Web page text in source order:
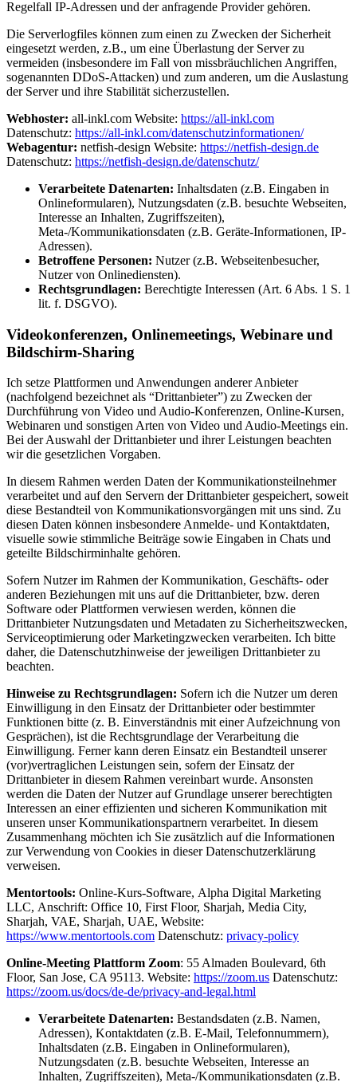
Regelfall IP-Adressen und der anfragende Provider gehören.
Die Serverlogfiles können zum einen zu Zwecken der Sicherheit
eingesetzt werden, z.B., um eine Überlastung der Server zu
vermeiden (insbesondere im Fall von missbräuchlichen Angriffen,
sogenannten DDoS-Attacken) und zum anderen, um die Auslastung
der Server und ihre Stabilität sicherzustellen.
Webhoster: all-inkl.com Website: https://all-inkl.com
Datenschutz: https://all-inkl.com/datenschutzinformationen/
Webagentur: netfish-design Website: https://netfish-design.de
Datenschutz: https://netfish-design.de/datenschutz/
Verarbeitete Datenarten: Inhaltsdaten (z.B. Eingaben in
Onlineformularen), Nutzungsdaten (z.B. besuchte Webseiten,
Interesse an Inhalten, Zugriffszeiten),
Meta-/Kommunikationsdaten (z.B. Geräte-Informationen, IP-
Adressen).
Betroffene Personen: Nutzer (z.B. Webseitenbesucher,
Nutzer von Onlinediensten).
Rechtsgrundlagen: Berechtigte Interessen (Art. 6 Abs. 1 S. 1
lit. f. DSGVO).
Videokonferenzen, Onlinemeetings, Webinare und
Bildschirm-Sharing
Ich setze Plattformen und Anwendungen anderer Anbieter
(nachfolgend bezeichnet als “Drittanbieter”) zu Zwecken der
Durchführung von Video und Audio-Konferenzen, Online-Kursen,
Webinaren und sonstigen Arten von Video und Audio-Meetings ein.
Bei der Auswahl der Drittanbieter und ihrer Leistungen beachten
wir die gesetzlichen Vorgaben.
In diesem Rahmen werden Daten der Kommunikationsteilnehmer
verarbeitet und auf den Servern der Drittanbieter gespeichert, soweit
diese Bestandteil von Kommunikationsvorgängen mit uns sind. Zu
diesen Daten können insbesondere Anmelde- und Kontaktdaten,
visuelle sowie stimmliche Beiträge sowie Eingaben in Chats und
geteilte Bildschirminhalte gehören.
Sofern Nutzer im Rahmen der Kommunikation, Geschäfts- oder
anderen Beziehungen mit uns auf die Drittanbieter, bzw. deren
Software oder Plattformen verwiesen werden, können die
Drittanbieter Nutzungsdaten und Metadaten zu Sicherheitszwecken,
Serviceoptimierung oder Marketingzwecken verarbeiten. Ich bitte
daher, die Datenschutzhinweise der jeweiligen Drittanbieter zu
beachten.
Hinweise zu Rechtsgrundlagen: Sofern ich die Nutzer um deren
Einwilligung in den Einsatz der Drittanbieter oder bestimmter
Funktionen bitte (z. B. Einverständnis mit einer Aufzeichnung von
Gesprächen), ist die Rechtsgrundlage der Verarbeitung die
Einwilligung. Ferner kann deren Einsatz ein Bestandteil unserer
(vor)vertraglichen Leistungen sein, sofern der Einsatz der
Drittanbieter in diesem Rahmen vereinbart wurde. Ansonsten
werden die Daten der Nutzer auf Grundlage unserer berechtigten
Interessen an einer effizienten und sicheren Kommunikation mit
unseren unser Kommunikationspartnern verarbeitet. In diesem
Zusammenhang möchten ich Sie zusätzlich auf die Informationen
zur Verwendung von Cookies in dieser Datenschutzerklärung
verweisen.
Mentortools: Online-Kurs-Software, Alpha Digital Marketing
LLC, Anschrift: Office 10, First Floor, Sharjah, Media City,
Sharjah, VAE, Sharjah, UAE, Website:
https://www.mentortools.com Datenschutz: privacy-policy
Online-Meeting Plattform Zoom: 55 Almaden Boulevard, 6th
Floor, San Jose, CA 95113. Website: https://zoom.us Datenschutz:
https://zoom.us/docs/de-de/privacy-and-legal.html
Verarbeitete Datenarten: Bestandsdaten (z.B. Namen,
Adressen), Kontaktdaten (z.B. E-Mail, Telefonnummern),
Inhaltsdaten (z.B. Eingaben in Onlineformularen),
Nutzungsdaten (z.B. besuchte Webseiten, Interesse an
Inhalten, Zugriffszeiten), Meta-/Kommunikationsdaten (z.B.